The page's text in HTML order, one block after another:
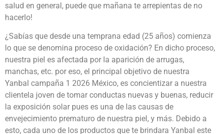
salud en general, puede que mañana te arrepientas de no
hacerlo!
¿Sabías que desde una temprana edad (25 años) comienza
lo que se denomina proceso de oxidación? En dicho proceso,
nuestra piel es afectada por la aparición de arrugas,
manchas, etc. por eso, el principal objetivo de nuestra
Yanbal campaña 1 2026 México, es concientizar a nuestra
clientela joven de tomar conductas nuevas y buenas, reducir
la exposición solar pues es una de las causas de
envejecimiento prematuro de nuestra piel, y más. Debido a
esto, cada uno de los productos que te brindara Yanbal este